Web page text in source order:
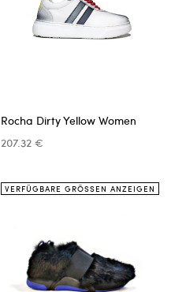
Rocha Dirty Yellow Women
207.32 €
VERFÜGBARE GRÖSSEN ANZEIGEN